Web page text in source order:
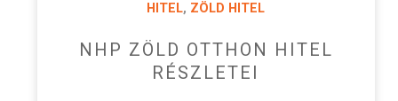
HITEL, ZÖLD HITEL
NHP ZÖLD OTTHON HITEL
RÉSZLETEI